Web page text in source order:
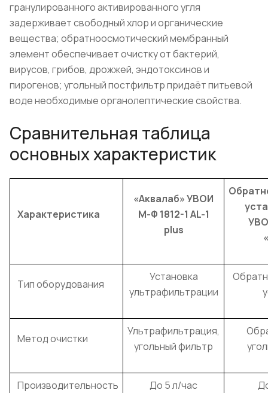
гранулированного активированного угля
задерживает свободный хлор и органические
вещества; обратноосмотический мембранный
элемент обеспечивает очистку от бактерий,
вирусов, грибов, дрожжей, эндотоксинов и
пирогенов; угольный постфильтр придаёт питьевой
воде необходимые органолептические свойства.
Сравнительная таблица
основных характеристик
Характеристика
«Аквалаб» УВОИ
М-Ф 1812-1 AL-1
plus
Тип оборудования
Установка
ультрафильтрации
Метод очистки
Ультрафильтрация,
угольный фильтр
Производительность До 5 л/час